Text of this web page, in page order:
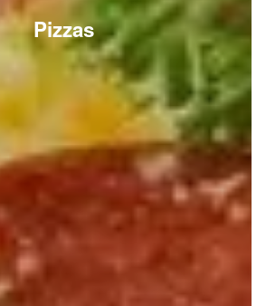
Pizzas